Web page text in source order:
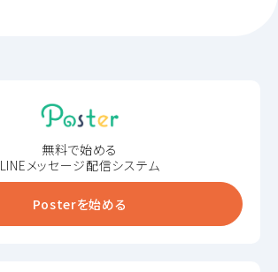
無料で始める
LINEメッセージ配信システム
Posterを始める